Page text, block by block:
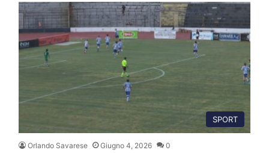
SPORT
Orlando Savarese Giugno 4, 2026 0